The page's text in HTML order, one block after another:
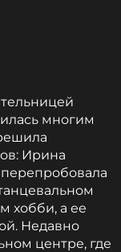
многим
Ирина
хобби, а ее
Недавно
центре, где